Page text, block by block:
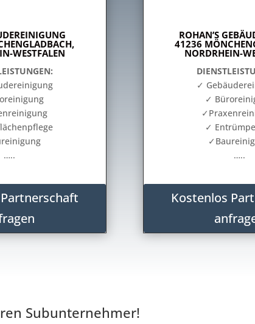
WESTFALEN
…..
ROHAN’S
41236
NORDRHEIN-
✓
✓
✓
…..
Kostenlos
Subunternehmer!